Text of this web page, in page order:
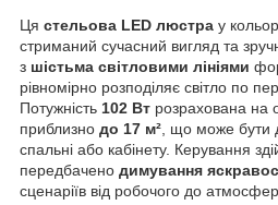
Ця стельова LED люстра у
стриманий сучасний вигляд та
з шістьма світловими лініями
рівномірно розподіляє світло по
Потужність 102 Вт розрахована на
приблизно до 17 м², що може бути
спальні або кабінету. Керування
передбачено димування
сценаріїв від робочого до